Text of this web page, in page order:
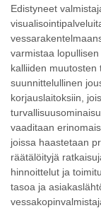
Edistyneet
varmistaa
kalliiden muutosten
suunnittelullinen
korjauslaitoksiin,
vaaditaan
joissa haastetaan
räätälöityjä
hinnoittelut ja
tasoa ja